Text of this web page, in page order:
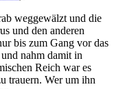
weggewälzt und die
und den anderen
bis zum Gang vor das
nahm damit in
Reich war es
trauern. Wer um ihn